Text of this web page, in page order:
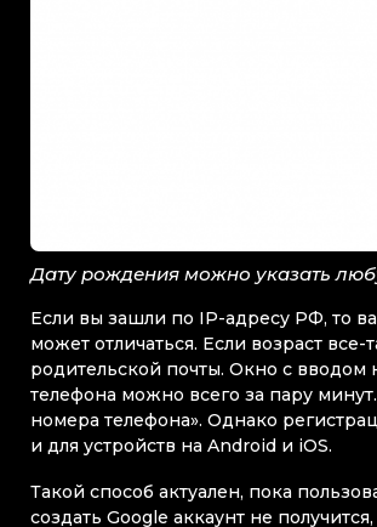
Дату рождения можно указать
Если вы зашли по IP-адресу РФ, то
может отличаться. Если возраст
родительской почты. Окно с вводом
телефона можно всего за пару
номера телефона». Однако
и для устройств на Android и iOS.
Такой способ актуален, пока
создать Google аккаунт не